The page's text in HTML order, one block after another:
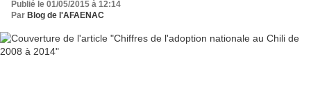
Publié le 01/05/2015 à 12:14
Par Blog de l'AFAENAC